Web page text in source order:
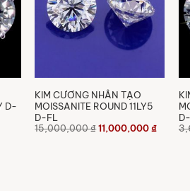
D-
KIM CƯƠNG NHÂN TẠO
MOISSANITE ROUND 11LY5
D-FL
15,000,000₫Giá
gốc
11,000,000₫Giá